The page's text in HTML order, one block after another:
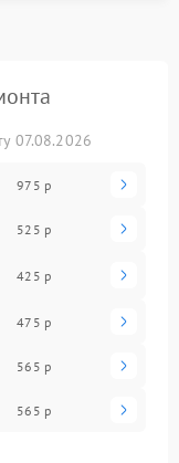
07.08.2026
975 р
525 р
425 р
475 р
565 р
565 р